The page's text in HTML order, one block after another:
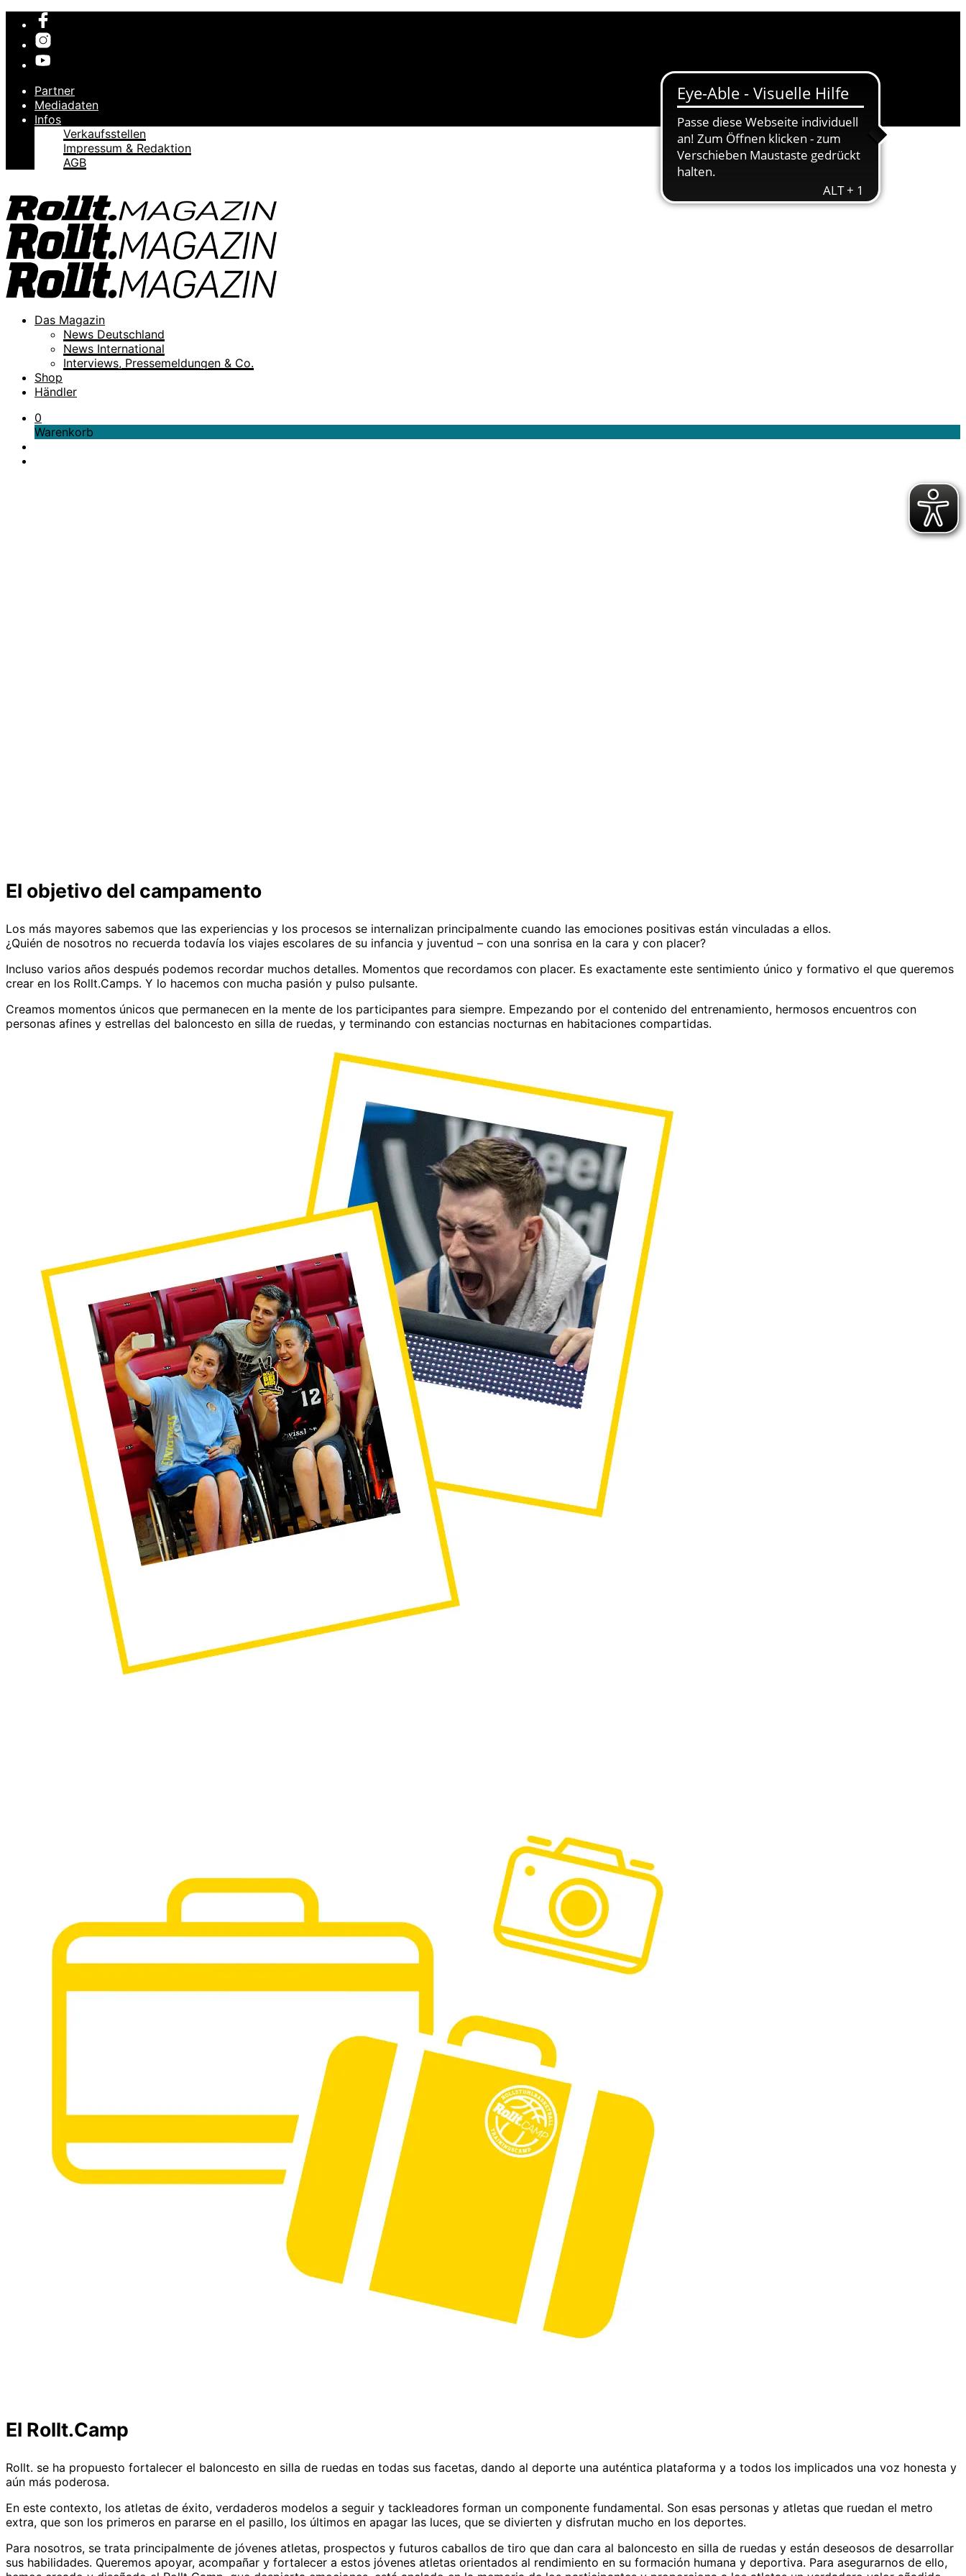
Partner
Mediadaten
Infos
Verkaufsstellen
Impressum & Redaktion
AGB
Das Magazin
News Deutschland
News International
Interviews, Pressemeldungen & Co.
Shop
Händler
0
Warenkorb
El objetivo del campamento
Los más mayores sabemos que las experiencias y los procesos se internalizan principalmente cuando las emociones positivas están vinculadas a ellos.
¿Quién de nosotros no recuerda todavía los viajes escolares de su infancia y juventud – con una sonrisa en la cara y con placer?
Incluso varios años después podemos recordar muchos detalles. Momentos que recordamos con placer. Es exactamente este sentimiento único y formativo el que queremos
crear en los Rollt.Camps. Y lo hacemos con mucha pasión y pulso pulsante.
Creamos momentos únicos que permanecen en la mente de los participantes para siempre. Empezando por el contenido del entrenamiento, hermosos encuentros con
personas afines y estrellas del baloncesto en silla de ruedas, y terminando con estancias nocturnas en habitaciones compartidas.
El Rollt.Camp
Rollt. se ha propuesto fortalecer el baloncesto en silla de ruedas en todas sus facetas, dando al deporte una auténtica plataforma y a todos los implicados una voz honesta y
aún más poderosa.
En este contexto, los atletas de éxito, verdaderos modelos a seguir y tackleadores forman un componente fundamental. Son esas personas y atletas que ruedan el metro
extra, que son los primeros en pararse en el pasillo, los últimos en apagar las luces, que se divierten y disfrutan mucho en los deportes.
Para nosotros, se trata principalmente de jóvenes atletas, prospectos y futuros caballos de tiro que dan cara al baloncesto en silla de ruedas y están deseosos de desarrollar
sus habilidades. Queremos apoyar, acompañar y fortalecer a estos jóvenes atletas orientados al rendimiento en su formación humana y deportiva. Para asegurarnos de ello,